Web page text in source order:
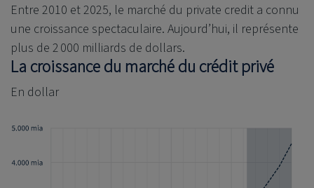
Entre 2010 et 2025, le marché du private credit a connu
une croissance spectaculaire. Aujourd’hui, il représente
plus de 2 000 milliards de dollars.
La croissance du marché du crédit privé
En dollar